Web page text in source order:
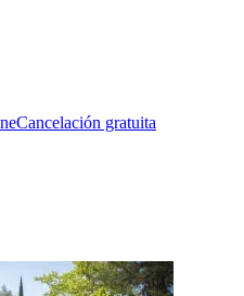
Cancelación gratuita